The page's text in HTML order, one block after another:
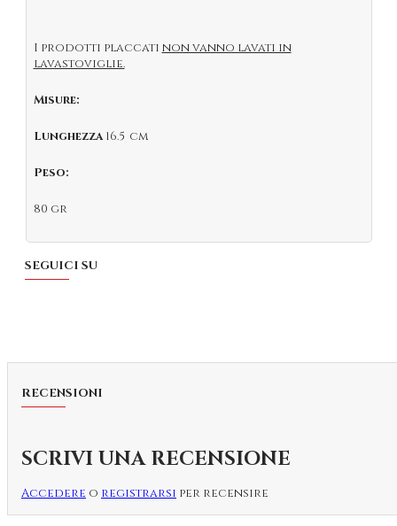
I prodotti placcati non vanno lavati in
lavastoviglie.
Misure:
Lunghezza16.5 cm
Peso:
80 gr
SEGUICI SU
RECENSIONI
SCRIVI UNA RECENSIONE
Accedere o registrarsi per recensire